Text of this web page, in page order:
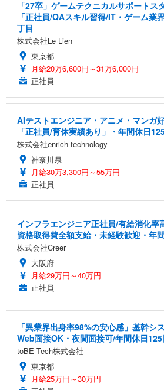
「27卒」ゲームテクニカルサポートス
「正社員/QAスキル習得/IT・ゲーム業
丁目
株式会社Le Lien
東京都
月給20万6,600円～31万6,000円
正社員
AIテストエンジニア・アニメ・マンガ
「正社員/育休実績あり」・年間休日
株式会社enrich technology
神奈川県
月給30万3,300円～55万円
正社員
インフラエンジニア正社員/有給消化率
資格取得費全額支給・未経験歓迎・年
株式会社Creer
大阪府
月給29万円～40万円
正社員
「異業界出身率98%の安心感」基幹シ
Web面接OK・夜間面接可/年間休日125
toBE Tech株式会社
東京都
月給25万円～30万円